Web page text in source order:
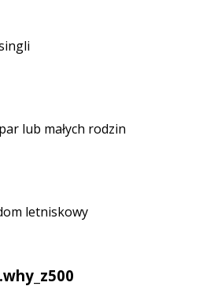
lub małych rodzin
letniskowy